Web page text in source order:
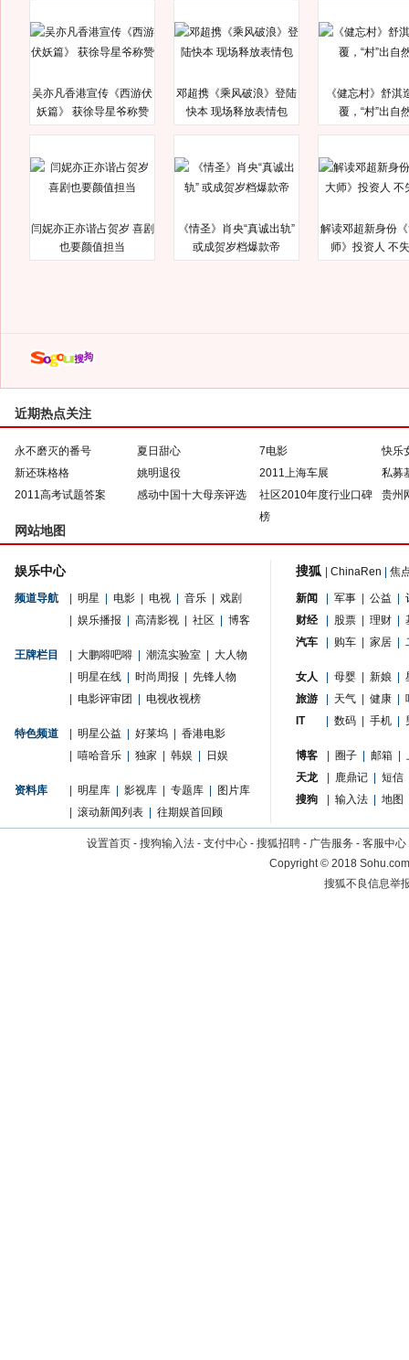
吴亦凡香港宣传《西游伏
妖篇》 获徐导星爷称赞
邓超携《乘风破浪》登陆
快本 现场释放表情包
《健忘村》舒淇
覆，“村”出自
闫妮亦正亦谐占贺岁 喜剧
也要颜值担当
《情圣》肖央“真诚出轨”
或成贺岁档爆款帝
解读邓超新身份
师》投资人 不
近期热点关注
永不磨灭的番号 夏日甜心 7电影
快乐
新还珠格格
姚明退役 2011上海车展
私募
2011高考试题答案
感动中国十大母亲评选
社区2010年度行业口碑
榜
贵州
网站地图
娱乐中心
频道导航 明星 电影 电视 音乐
戏剧
娱乐播报 高清影视 社区 博客
王牌栏目 大鹏嘚吧嘚 潮流实验室
大人物
明星在线 时尚周报
先锋人物
电影评审团 电视收视榜
特色频道 明星公益 好莱坞
香港电影
嘻哈音乐 独家 韩娱 日娱
资料库 明星库 影视库 专题库
图片库
滚动新闻列表 往期娱首回顾
搜狐 ChinaRen 焦
新闻 军事 公益
财经
股票 理财
汽车
购车 家居
女人 母婴 新娘
旅游
天气 健康
IT
数码 手机
博客 圈子 邮箱
天龙
鹿鼎记
短信
搜狗
输入法 地图
设置首页 - 搜狗输入法 - 支付中心 - 搜狐招聘 - 广告服务 - 客服中心
Copyright©2018
搜狐不良信息举